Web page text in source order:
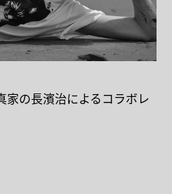
家の長濱治によるコラボレ